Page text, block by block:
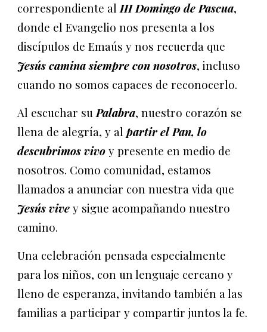
correspondiente alIII Domingo de Pascua,
donde el Evangelio nos presenta a los
discípulos de Emaús y nos recuerda que
Jesús camina siempre con nosotros, incluso
cuando no somos capaces de reconocerlo.
Al escuchar suPalabra, nuestro corazón se
llena de alegría, y alpartir el Pan, lo
descubrimos vivo y presente en medio de
nosotros. Como comunidad, estamos
llamados a anunciar con nuestra vida que
Jesús vivey sigue acompañando nuestro
camino.
Una celebración pensada especialmente
para los niños, con un lenguaje cercano y
lleno de esperanza, invitando también a las
familias a participar y compartir juntos la fe.